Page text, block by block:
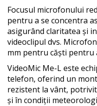
Focusul microfonului
pentru a se concentra
asigurând claritatea și
videoclipul dvs.
mm pentru căști pentru
VideoMic Me-L este
telefon, oferind un
rezistent la vânt,
și în condiții